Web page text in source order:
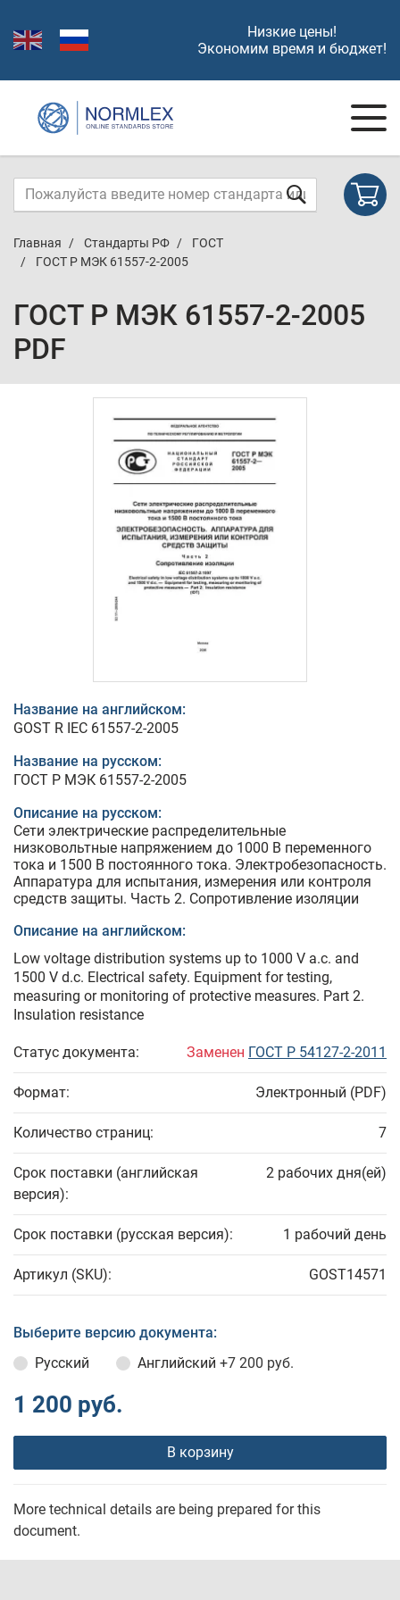
Низкие цены!
Экономим время и бюджет!
Главная Стандарты РФ
ГОСТ
ГОСТ Р МЭК 61557-2-2005
ГОСТ Р МЭК 61557-2-2005
PDF
Название на английском:
GOST R IEC 61557-2-2005
Название на русском:
ГОСТ Р МЭК 61557-2-2005
Описание на русском:
Сети электрические распределительные
низковольтные напряжением до 1000 В переменного
тока и 1500 В постоянного тока. Электробезопасность.
Аппаратура для испытания, измерения или контроля
средств защиты. Часть 2. Сопротивление изоляции
Описание на английском:
Low voltage distribution systems up to 1000 V a.c. and
1500 V d.c. Electrical safety. Equipment for testing,
measuring or monitoring of protective measures. Part 2.
Insulation resistance
Статус документа: Заменен ГОСТ Р 54127-2-2011
Формат: Электронный (PDF)
Количество страниц: 7
Срок поставки (английская
версия):
2 рабочих дня(ей)
Срок поставки (русская версия): 1 рабочий день
Артикул (SKU): GOST14571
Выберите версию документа:
Русский
Английский +7 200 руб.
1 200 руб.
В корзину
More technical details are being prepared for this
document.